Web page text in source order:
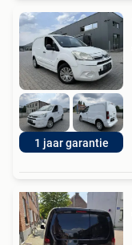
1 jaar garantie